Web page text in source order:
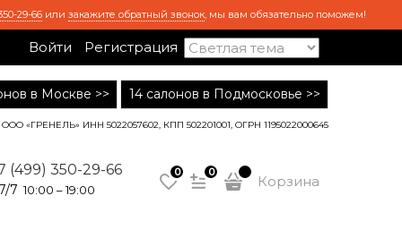
29-66 или закажите обратный звонок, мы вам обязательно поможем!
Войти Регистрация
в Москве >> 14 салонов в Подмосковье >>
ООО «ГРЕНЕЛЬ» ИНН 5022057602, КПП 502201001, ОГРН 1195022000645
(499) 350-29-66
7 10:00 – 19:00
0 0
Корзина